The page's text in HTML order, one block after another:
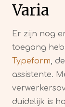
Varia
Er zijn nog
toegang
Typeform,
assistente.
duidelijk is